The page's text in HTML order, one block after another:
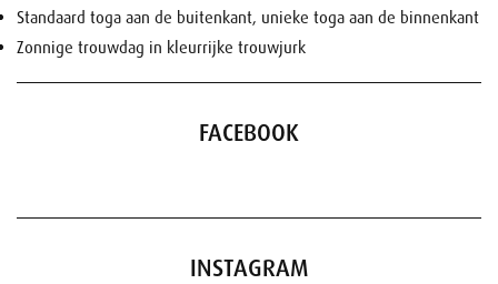
Standaard toga aan de buitenkant, unieke toga aan de binnenkant
Zonnige trouwdag in kleurrijke trouwjurk
FACEBOOK
INSTAGRAM